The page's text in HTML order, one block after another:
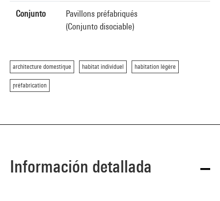
Conjunto
Pavillons préfabriqués
(Conjunto disociable)
architecture domestique habitat individuel habitation légère
préfabrication
Información detallada